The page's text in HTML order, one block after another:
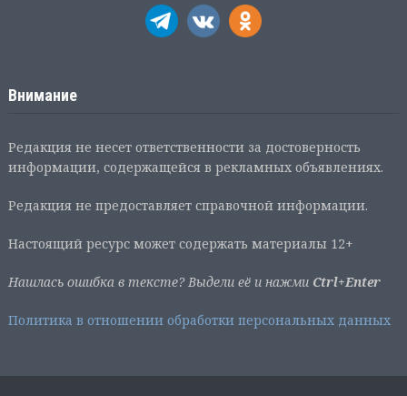
Внимание
Редакция не несет ответственности за достоверность
информации, содержащейся в рекламных объявлениях.
Редакция не предоставляет справочной информации.
Настоящий ресурс может содержать материалы 12+
Нашлась ошибка в тексте? Выдели её и нажми Ctrl+Enter
Политика в отношении обработки персональных данных